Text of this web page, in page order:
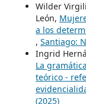
Wilder
León,
a los
, Santiago:
Ingrid
La
teórico -
(2025)